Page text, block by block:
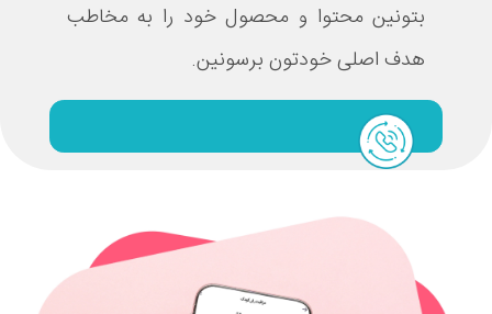
بتونین محتوا و محصول خود را به مخاطب
هدف اصلی خودتون برسونین.